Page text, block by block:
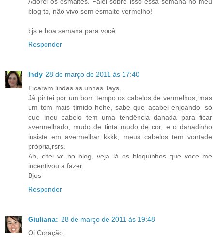
blog tb, não vivo sem esmalte vermelho!
bjs e boa semana para você
Responder
Indy 28 de março de 2011 às 17:40
Ficaram lindas as unhas Tays.
Já pintei por um bom tempo os cabelos de vermelhos, mas
um tom mais tímido hehe, sabe que acabei enjoando, só
que meu cabelo tem uma tendência danada para ficar
avermelhado, mudo de tinta mudo de cor, e o danadinho
insiste em avermelhar kkkk, meus cabelos tem vontade
própria,rsrs.
Ah, citei vc no blog, veja lá os bloquinhos que voce me
incentivou a fazer.
Bjos
Responder
Giuliana: 28 de março de 2011 às 19:48
Oi Coração,